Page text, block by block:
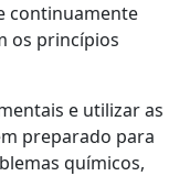
continuamente
os princípios
e utilizar as
preparado para
químicos,